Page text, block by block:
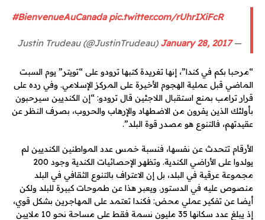
#BienvenueAuCanada pic.twitter.com/rUhrIXiFcR
— Justin Trudeau (@JustinTrudeau)
January 28, 2017
“مرحبا بكم في كندا”، إنها تغريدة كتبها ترودو على “تويتر” يوم السبت
الماضي قبل عملية الهجوم الأخيرة على المركز الإسلامي. وفي رده على
قرار ترامب بمنع استقبال اللاجئين قال ترودو: “إن الكنديين سيرحبون
بأولئك الذين يفرون من الاضطهاد والإرهاب والحروب، بصرف النظر عن
عقيدتهم، فالتنوع هو مصدر قوة البلد”.
الأرقام تتحدث عن نفسها، فنسبة خمس عدد المواطنين الكنديين لم
يولدوا على الأراضي الكندية. وتظهر الإحصائيات الكندية وجود 200
مجموعة عرقية في البلد، بل إن الاعتراف بالتنوع الثقافي في البلد
منصوص عليه في الدستور. ويعبر هذا عن طموحات كبيرة للبلد ولكن
أيضا عن تفكير عملي محض: فكندا تعتمد على المهاجرين بشكل قوي،
إذ يبلغ عدد سكانها 35 مليون نسمة فقط على مساحة نحو 10 ملايين